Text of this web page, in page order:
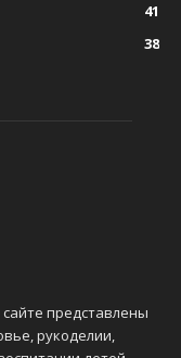
41
38
сайте представлены
рукоделии,